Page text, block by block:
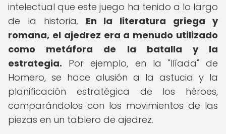
intelectual que este juego ha tenido a lo largo
de la historia. En la literatura griega y
romana, el ajedrez era a menudo utilizado
como metáfora de la batalla y la
estrategia. Por ejemplo, en la "Ilíada" de
Homero, se hace alusión a la astucia y la
planificación estratégica de los héroes,
comparándolos con los movimientos de las
piezas en un tablero de ajedrez.